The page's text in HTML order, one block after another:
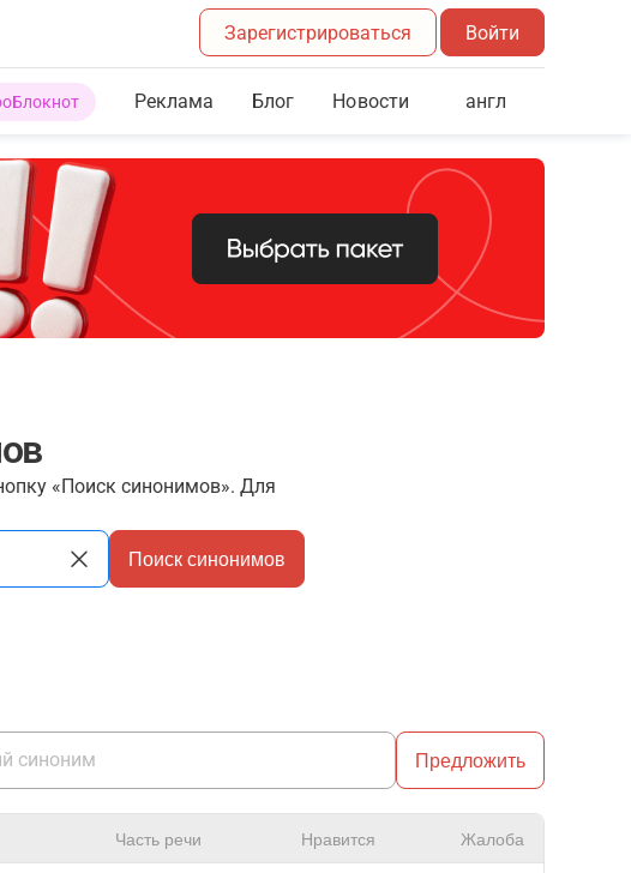
Зарегистрироваться Войти
Реклама Блог Новости англ
«Поиск синонимов». Для
Поиск синонимов
Предложить
Часть речи Нравится Жалоба